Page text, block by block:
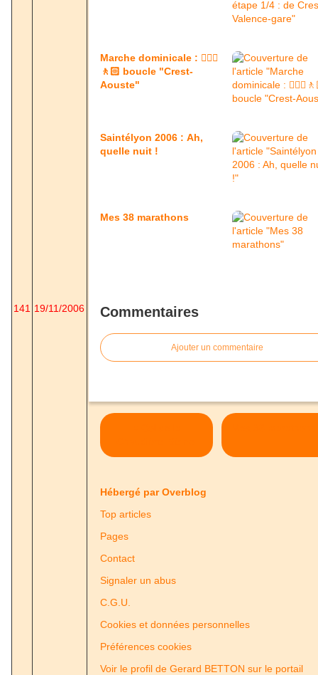
141 19/11/2006
Marche dominicale : 🚶🏼‍♂️
🚶🏻 boucle "Crest-
Aouste"
Saintélyon 2006 : Ah,
quelle nuit !
Mes 38 marathons
Commentaires
Ajouter un commentaire
Hébergé par Overblog
Top articles
Pages
Contact
Signaler un abus
C.G.U.
Cookies et données personnelles
Préférences cookies
Voir le profil de Gerard BETTON sur le portail